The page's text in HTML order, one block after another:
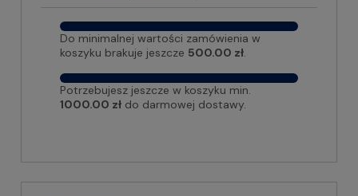
Do minimalnej wartości zamówienia w
koszyku brakuje jeszcze 500.00 zł.
Potrzebujesz jeszcze w koszyku min.
1000.00 zł do darmowej dostawy.